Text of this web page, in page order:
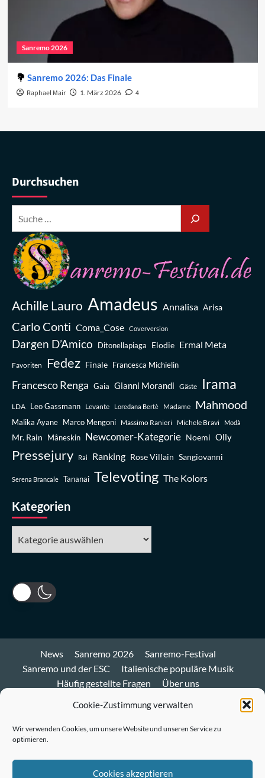
Cookie-Zustimmung verwalten
Wir verwenden Cookies, um unsere Website und unseren Service zu
optimieren.
Cookies akzeptieren
Sanremo 2026
Sanremo 2026: Das Finale
Raphael Mair 1. März 2026 4
Durchsuchen
Achille Lauro Amadeus Annalisa Arisa
Carlo Conti Coma_Cose Coverversion
Dargen D’Amico Ditonellapiaga Elodie Ermal Meta
Favoriten Fedez Finale Francesca Michielin
Francesco Renga Gaia Gianni Morandi Gäste Irama
LDA Leo Gassmann Levante Loredana Bertè Madame Mahmood
Malika Ayane Marco Mengoni Massimo Ranieri Michele Bravi Modà
Mr. Rain Måneskin Newcomer-Kategorie Noemi Olly
Pressejury Rai Ranking Rose Villain Sangiovanni
Serena Brancale Tananai Televoting The Kolors
Kategorien
News Sanremo 2026
Sanremo-Festival
Sanremo und der ESC
Italienische populäre Musik
Häufig gestellte Fragen
Über uns
Mastodon
Twitter